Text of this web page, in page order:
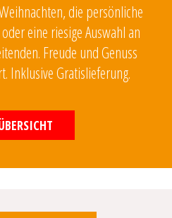
die persönliche
eine riesige Auswahl an
Freude und Genuss
Inklusive Gratislieferung.